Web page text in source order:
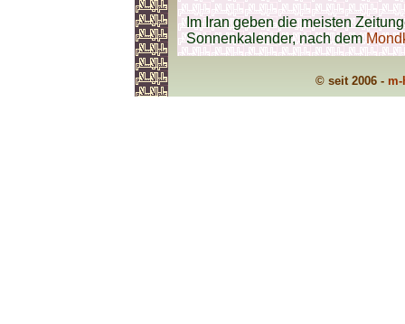
Im Iran geben die meisten
Sonnenkalender, nach dem
© seit 2006 -